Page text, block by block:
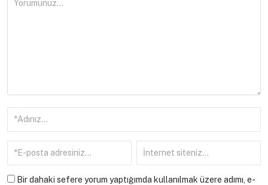
Bir dahaki sefere yorum yaptığımda kullanılmak üzere adımı, e-